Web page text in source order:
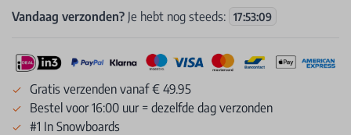
Vandaag verzonden? Je hebt nog steeds: 17:53:09
Gratis verzenden vanaf € 49.95
Bestel voor 16:00 uur = dezelfde dag verzonden
#1 In Snowboards